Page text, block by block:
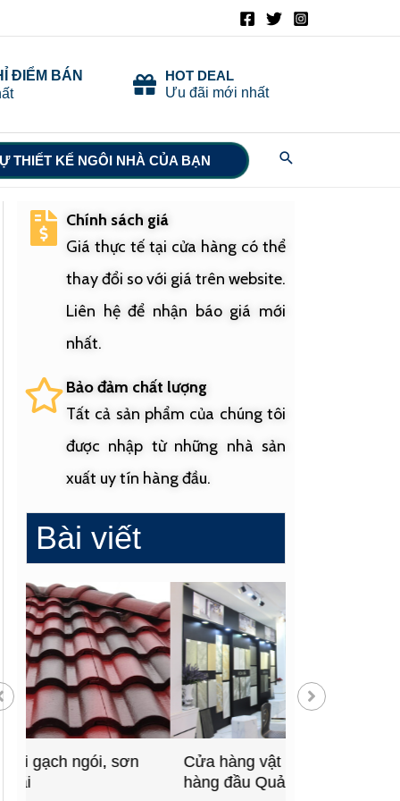
ĐIỂM BÁN
HOT DEAL
Ưu đãi mới nhất
THIẾT KẾ NGÔI NHÀ CỦA BẠN Search
Chính sách giá
Giá thực tế tại cửa hàng có thể
thay đổi so với giá trên website.
Liên hệ để nhận báo giá mới
nhất.
Bảo đảm chất lượng
Tất cả sản phẩm của chúng tôi
được nhập từ những nhà sản
xuất uy tín hàng đầu.
Bài viết
Cửa hàng vật liệu xây dựng
hàng đầu Quảng Ngãi